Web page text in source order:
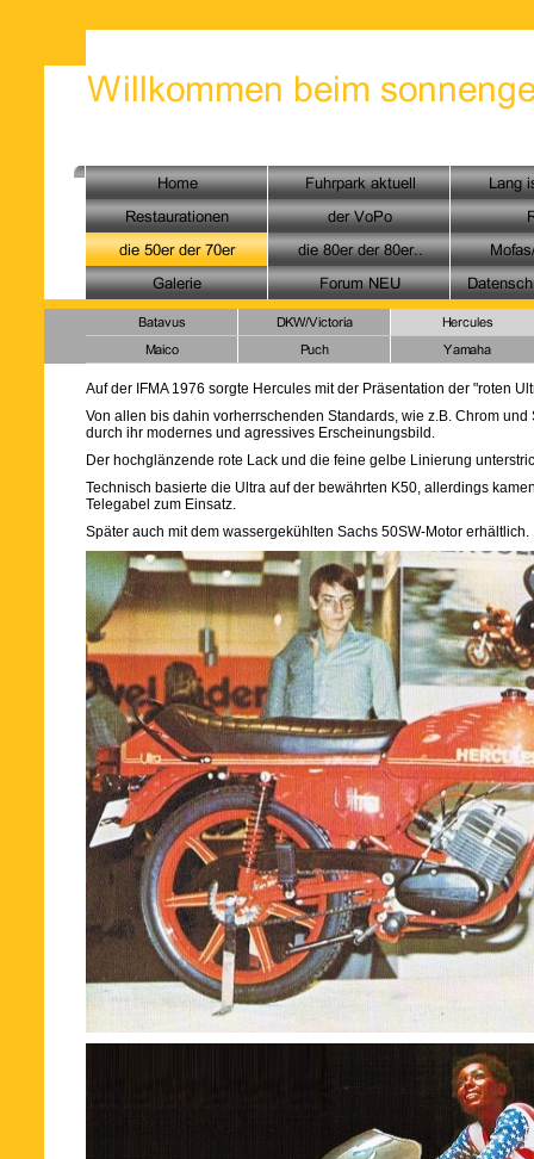
Auf der IFMA 1976 sorgte Hercules mit der Präsentation der "roten
Von allen bis dahin vorherrschenden Standards, wie z.B. Chrom
durch ihr modernes und agressives Erscheinungsbild.
Der hochglänzende rote Lack und die feine gelbe Linierung
Technisch basierte die Ultra auf der bewährten K50, allerdings
Telegabel zum Einsatz.
Später auch mit dem wassergekühlten Sachs 50SW-Motor erhältlich.